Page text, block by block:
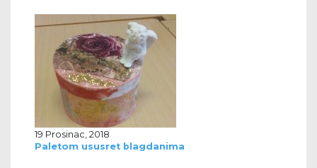
19 Prosinac, 2018
Paletom ususret blagdanima